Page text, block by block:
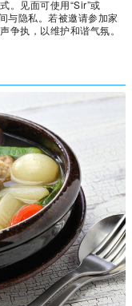
。见面可使用“Sir”或
与隐私。若被邀请参加家
争执，以维护和谐气氛。